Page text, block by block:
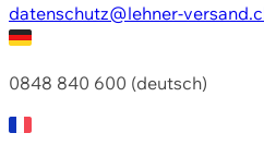
datenschutz@lehner-
0848 840 600 (deutsch)